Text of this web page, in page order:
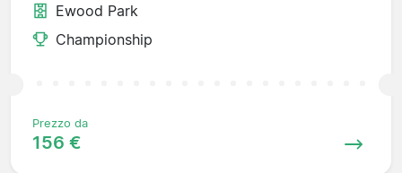
Ewood Park
Championship
Prezzo da
156 €